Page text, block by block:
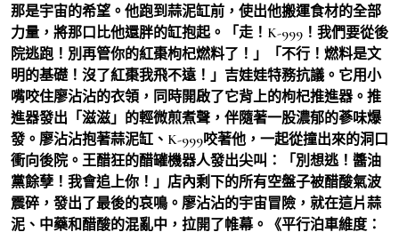
那是宇宙的希望。他跑到蒜泥缸前，使出他搬運食材的全部
力量，將那口比他還胖的缸抱起。「走！K-999！我們要從後
院逃跑！別再管你的紅棗枸杞燃料了！」「不行！燃料是文
明的基礎！沒了紅棗我飛不遠！」吉娃娃特務抗議。它用小
嘴咬住廖沾沾的衣領，同時開啟了它背上的枸杞推進器。推
進器發出「滋滋」的輕微煎煮聲，伴隨著一股濃郁的蔘味爆
發。廖沾沾抱著蒜泥缸、K-999咬著他，一起從撞出來的洞口
衝向後院。王醋狂的醋罐機器人發出尖叫：「別想逃！醬油
黨餘孽！我會追上你！」店內剩下的所有空盤子被醋酸氣波
震碎，發出了最後的哀鳴。廖沾沾的宇宙冒險，就在這片蒜
泥、中藥和醋酸的混亂中，拉開了帷幕。《平行泊車維度：